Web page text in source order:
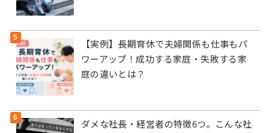
【実例】長期育休で夫婦関係も仕事もパ
ワーアップ！成功する家庭・失敗する家
庭の違いとは？
ダメな社長・経営者の特徴6つ。こんな社